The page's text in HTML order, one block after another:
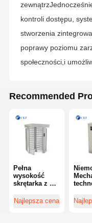
Kołowrót z
Części bramki
Kontrola dostępu do
Skaner kodu QR
Maszyna do
Sprzęt do
Składniki zwrotników
kontroli dostępu,
stworzenia
poprawy poziomu
społeczności,i
Recommended
Pełna
wysokość
skrętarka z 3
cyklu życia
dostosowany
Najlepsza cena